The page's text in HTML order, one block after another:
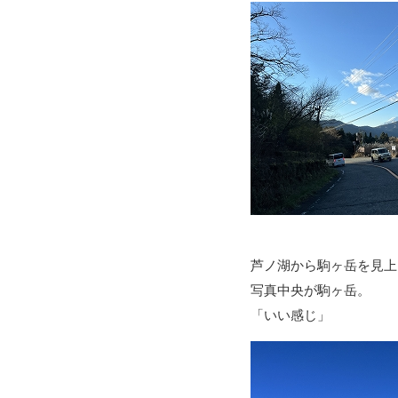
芦ノ湖から駒ヶ岳を見
写真中央が駒ヶ岳。
「いい感じ」